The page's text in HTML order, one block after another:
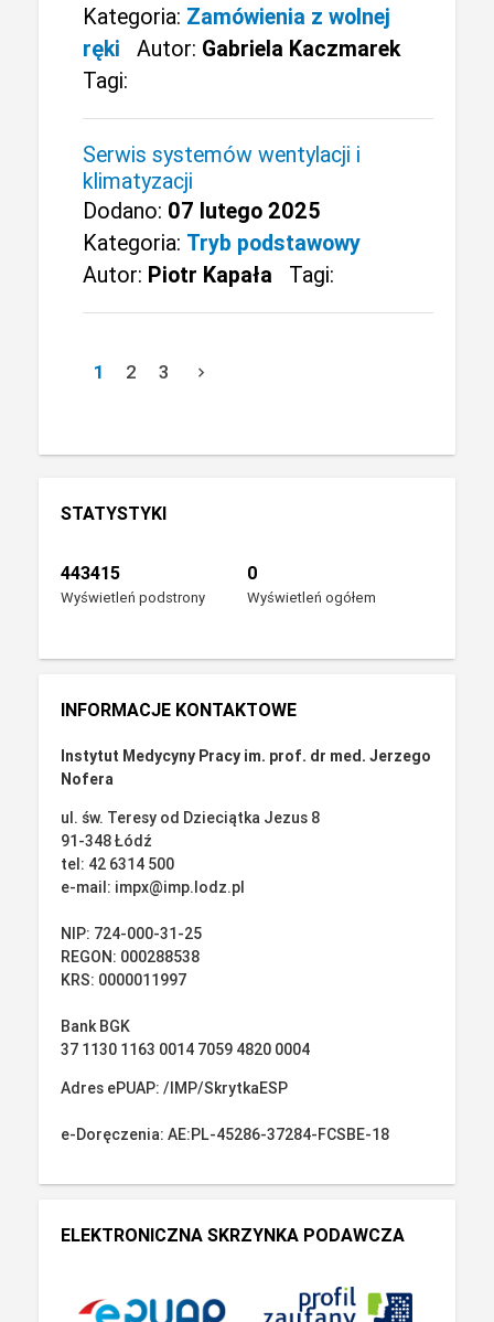
Kategoria: Zamówienia z wolnej
ręki
Autor: Gabriela Kaczmarek
Tagi:
Serwis systemów wentylacji i
klimatyzacji
Dodano: 07 lutego 2025
Kategoria: Tryb podstawowy
Autor: Piotr Kapała Tagi:
1 2 3 chevron_right
STATYSTYKI
443415
Wyświetleń podstrony
0
Wyświetleń ogółem
INFORMACJE KONTAKTOWE
Instytut Medycyny Pracy im. prof. dr med. Jerzego
Nofera
ul. św. Teresy od Dzieciątka Jezus 8
91-348 Łódź
tel: 42 6314 500
e-mail: impx@imp.lodz.pl
NIP: 724-000-31-25
REGON: 000288538
KRS: 0000011997
Bank BGK
37 1130 1163 0014 7059 4820 0004
Adres ePUAP: /IMP/SkrytkaESP
e-Doręczenia: AE:PL-45286-37284-FCSBE-18
ELEKTRONICZNA SKRZYNKA PODAWCZA